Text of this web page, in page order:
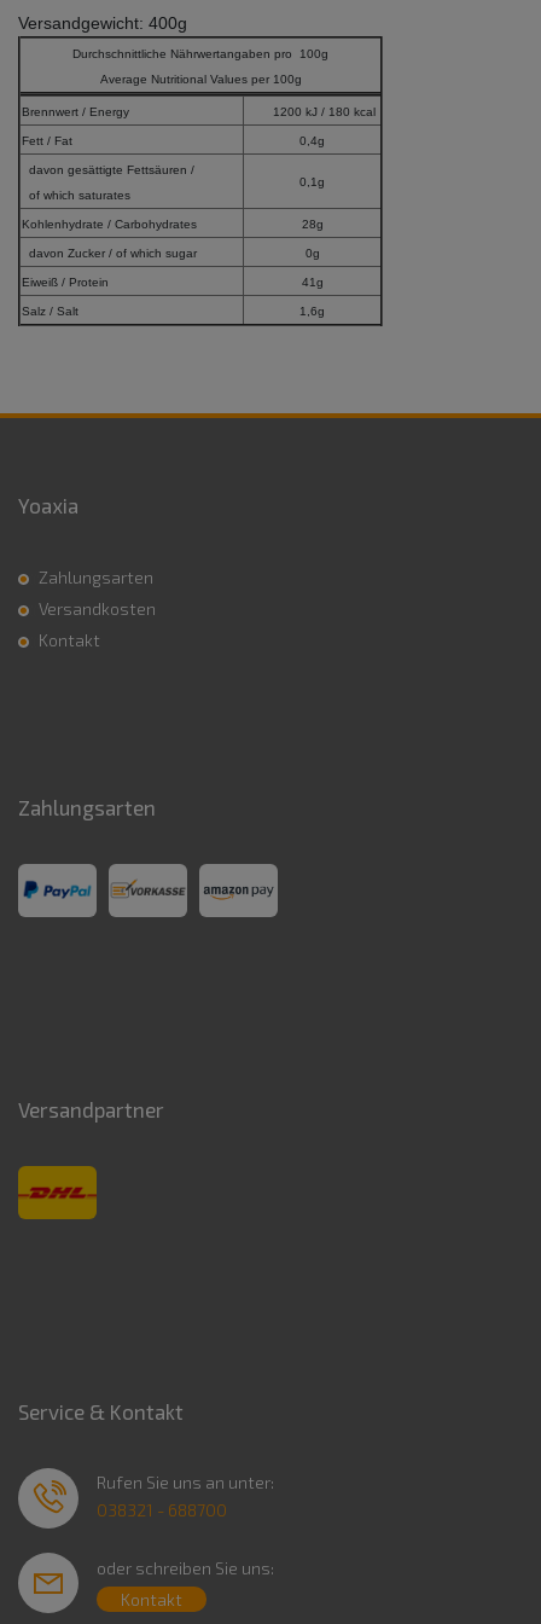
Versandgewicht: 400g
Durchschnittliche Nährwertangaben pro 100g
Average Nutritional Values per 100g
Brennwert / Energy 1200 kJ / 180 kcal
Fett / Fat 0,4g
davon gesättigte Fettsäuren /
of which saturates
0,1g
Kohlenhydrate / Carbohydrates 28g
davon Zucker / of which sugar 0g
Eiweiß / Protein 41g
Salz / Salt 1,6g
Yoaxia
Zahlungsarten
Versandkosten
Kontakt
Zahlungsarten
Versandpartner
Service & Kontakt
Rufen Sie uns an unter:
038321 - 688700
oder schreiben Sie uns:
Kontakt